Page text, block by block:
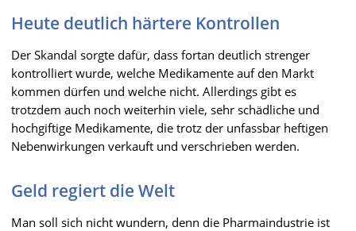
Heute deutlich härtere Kontrollen
Der Skandal sorgte dafür, dass fortan deutlich strenger
kontrolliert wurde, welche Medikamente auf den Markt
kommen dürfen und welche nicht. Allerdings gibt es
trotzdem auch noch weiterhin viele, sehr schädliche und
hochgiftige Medikamente, die trotz der unfassbar heftigen
Nebenwirkungen verkauft und verschrieben werden.
Geld regiert die Welt
Man soll sich nicht wundern, denn die Pharmaindustrie ist